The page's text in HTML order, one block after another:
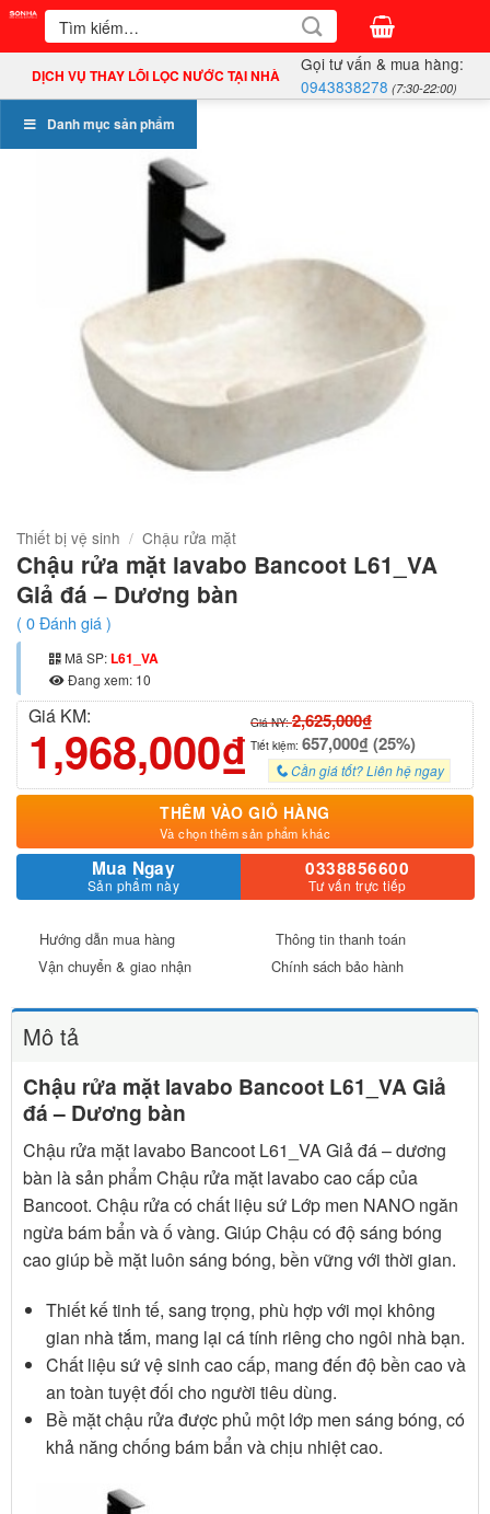
Bỏ
dung
Tìm
kiếm:
DỊCH VỤ THAY LÕI LỌC NƯỚC TẠI NHÀ
Gọi tư vấn & mua hàng:
0943838278 (7:30-22:00)
Danh mục sản phẩm
Thiết bị vệ sinh / Chậu rửa mặt
Chậu rửa mặt lavabo Bancoot L61_VA
Giả đá – Dương bàn
( 0Đánh giá )
Mã SP: L61_VA
Đang xem: 10
Giá KM:
1,968,000₫ Giá NY:2,625,000₫
Tiết kiệm: 657,000₫ (25%)
Cần giá tốt? Liên hệ ngay
THÊM VÀO GIỎ HÀNG
Và chọn thêm sản phẩm khác
Mua Ngay
Sản phẩm này
0338856600
Tư vấn trực tiếp
Hướng dẫn mua hàng
Thông tin thanh toán
Vận chuyển & giao nhận
Chính sách bảo hành
Mô tả
Chậu rửa mặt lavabo Bancoot L61_VA Giả
đá – Dương bàn
Chậu rửa mặt lavabo Bancoot L61_VA Giả đá – dương
bàn là sản phẩm Chậu rửa mặt lavabo cao cấp của
Bancoot. Chậu rửa có chất liệu sứ Lớp men NANO ngăn
ngừa bám bẩn và ố vàng. Giúp Chậu có độ sáng bóng
cao giúp bề mặt luôn sáng bóng, bền vững với thời gian.
Thiết kế tinh tế, sang trọng, phù hợp với mọi không
gian nhà tắm, mang lại cá tính riêng cho ngôi nhà bạn.
Chất liệu sứ vệ sinh cao cấp, mang đến độ bền cao và
an toàn tuyệt đối cho người tiêu dùng.
Bề mặt chậu rửa được phủ một lớp men sáng bóng, có
khả năng chống bám bẩn và chịu nhiệt cao.